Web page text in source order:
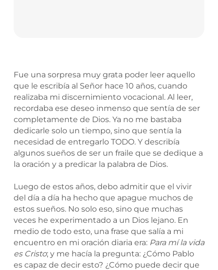
Fue una sorpresa muy grata poder leer aquello
que le escribía al Señor hace 10 años, cuando
realizaba mi discernimiento vocacional. Al leer,
recordaba ese deseo inmenso que sentía de ser
completamente de Dios. Ya no me bastaba
dedicarle solo un tiempo, sino que sentía la
necesidad de entregarlo TODO. Y describía
algunos sueños de ser un fraile que se dedique a
la oración y a predicar la palabra de Dios.
Luego de estos años, debo admitir que el vivir
del día a día ha hecho que apague muchos de
estos sueños. No solo eso, sino que muchas
veces he experimentado a un Dios lejano. En
medio de todo esto, una frase que salía a mi
encuentro en mi oración diaria era: Para mí la vida
es Cristo; y me hacía la pregunta: ¿Cómo Pablo
es capaz de decir esto? ¿Cómo puede decir que